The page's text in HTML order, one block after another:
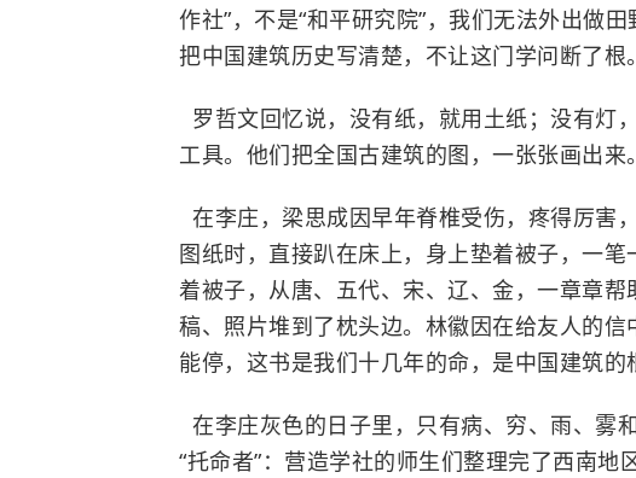
作社”，不是“和平研究院”，我们无法外出做
把中国建筑历史写清楚，不让这门学问断了根。
罗哲文回忆说，没有纸，就用土纸；没有灯
工具。他们把全国古建筑的图，一张张画出来。
在李庄，梁思成因早年脊椎受伤，疼得厉害
图纸时，直接趴在床上，身上垫着被子，一
着被子，从唐、五代、宋、辽、金，一章章
稿、照片堆到了枕头边。林徽因在给友人的
能停，这书是我们十几年的命，是中国建筑的
在李庄灰色的日子里，只有病、穷、雨、雾
“托命者”：营造学社的师生们整理完了西南